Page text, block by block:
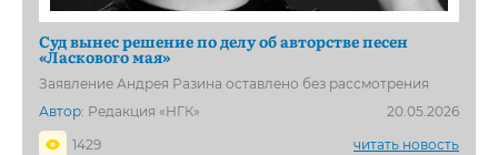
Суд вынес решение по делу об авторстве песен
«Ласкового мая»
Заявление Андрея Разина оставлено без рассмотрения
Автор: Редакция «НГК»
20.05.2026
1429
читать новость